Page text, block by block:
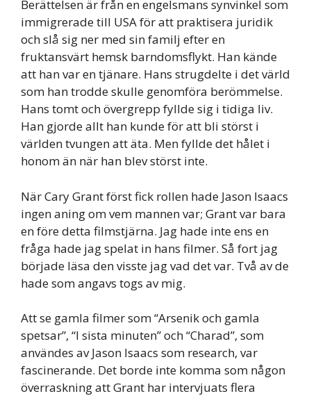
Berättelsen är från en engelsmans synvinkel som
immigrerade till USA för att praktisera juridik
och slå sig ner med sin familj efter en
fruktansvärt hemsk barndomsflykt. Han kände
att han var en tjänare. Hans strugdelte i det värld
som han trodde skulle genomföra berömmelse.
Hans tomt och övergrepp fyllde sig i tidiga liv.
Han gjorde allt han kunde för att bli störst i
världen tvungen att äta. Men fyllde det hålet i
honom än när han blev störst inte.
När Cary Grant först fick rollen hade Jason Isaacs
ingen aning om vem mannen var; Grant var bara
en före detta filmstjärna. Jag hade inte ens en
fråga hade jag spelat in hans filmer. Så fort jag
började läsa den visste jag vad det var. Två av de
hade som angavs togs av mig.
Att se gamla filmer som “Arsenik och gamla
spetsar”, “I sista minuten” och “Charad”, som
användes av Jason Isaacs som research, var
fascinerande. Det borde inte komma som någon
överraskning att Grant har intervjuats flera